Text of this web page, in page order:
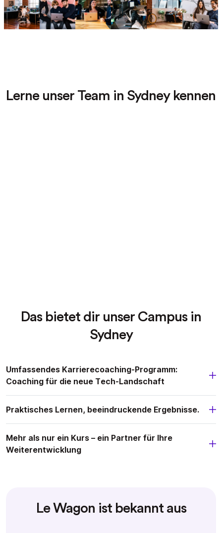
Lerne unser Team in Sydney kennen
Das bietet dir unser Campus in
Sydney
Umfassendes Karrierecoaching-Programm:
Coaching für die neue Tech-Landschaft
Praktisches Lernen, beeindruckende Ergebnisse.
Mehr als nur ein Kurs – ein Partner für Ihre
Weiterentwicklung
Le Wagon ist bekannt aus